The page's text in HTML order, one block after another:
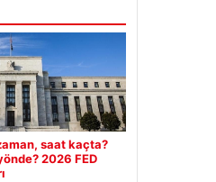
saat kaçta?
2026 FED